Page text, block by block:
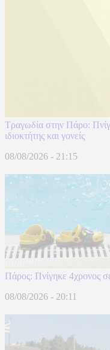
Τραγωδία στην Πάρο:
ιδιοκτήτης και γονείς
08/08/2026 - 21:15
Πάρος: Πνίγηκε 4χρονος
08/08/2026 - 20:11